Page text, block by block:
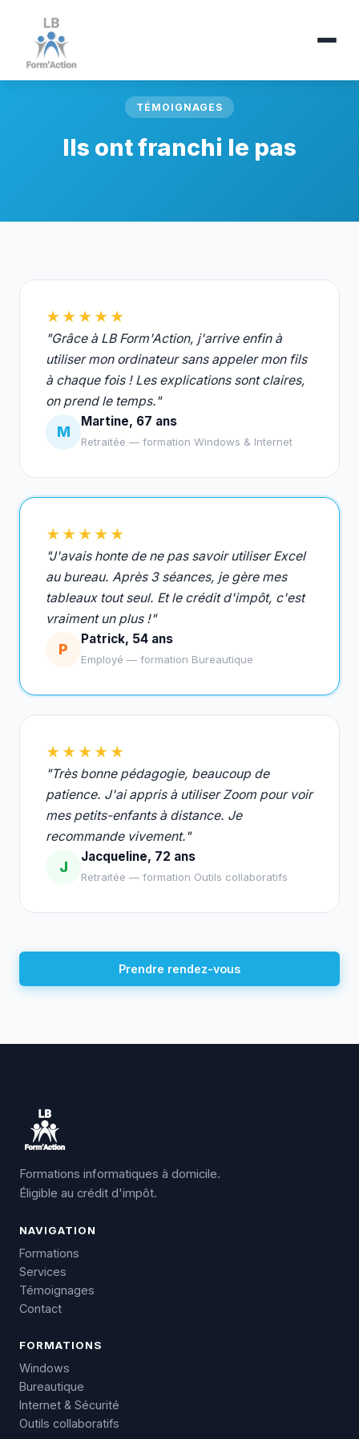
TÉMOIGNAGES
Ils ont franchi le pas
★★★★★
"Grâce à LB Form'Action, j'arrive enfin à
utiliser mon ordinateur sans appeler mon fils
à chaque fois ! Les explications sont claires,
on prend le temps."
M
Martine, 67 ans
Retraitée — formation Windows & Internet
★★★★★
"J'avais honte de ne pas savoir utiliser Excel
au bureau. Après 3 séances, je gère mes
tableaux tout seul. Et le crédit d'impôt, c'est
vraiment un plus !"
P
Patrick, 54 ans
Employé — formation Bureautique
★★★★★
"Très bonne pédagogie, beaucoup de
patience. J'ai appris à utiliser Zoom pour voir
mes petits-enfants à distance. Je
recommande vivement."
J
Jacqueline, 72 ans
Retraitée — formation Outils collaboratifs
Prendre rendez-vous
Formations informatiques à domicile.
Éligible au crédit d'impôt.
NAVIGATION
Formations
Services
Témoignages
Contact
FORMATIONS
Windows
Bureautique
Internet & Sécurité
Outils collaboratifs